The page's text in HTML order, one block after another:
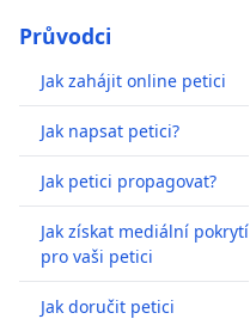
Průvodci
Jak zahájit online petici
Jak napsat petici?
Jak petici propagovat?
Jak získat mediální pokrytí
pro vaši petici
Jak doručit petici